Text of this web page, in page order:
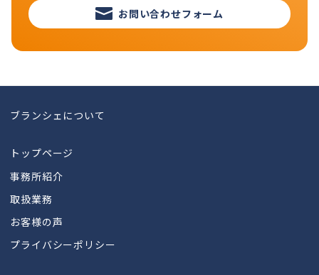
お問い合わせフォーム
ブランシェについて
トップページ
事務所紹介
取扱業務
お客様の声
プライバシーポリシー